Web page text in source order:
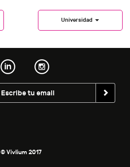
Universidad
© Vivlium 2017